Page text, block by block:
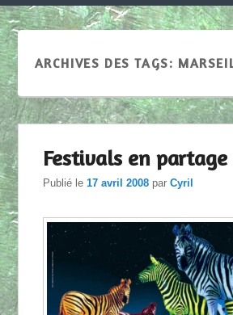
ARCHIVES DES TAGS:
Festivals en
Publié le17 avril 2008 parCyril